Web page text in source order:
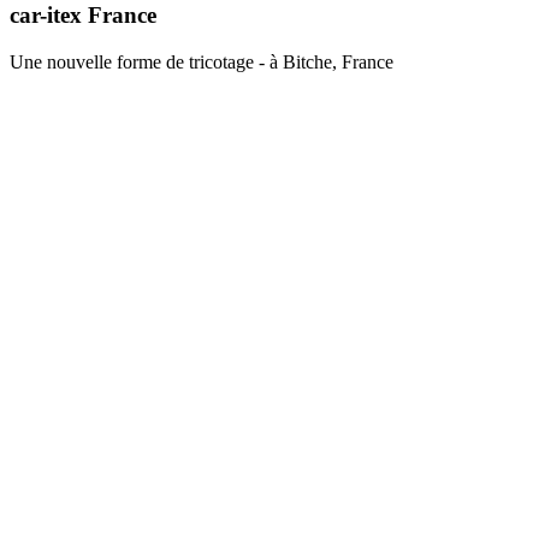
car-itex France
Une nouvelle forme de tricotage - à Bitche, France